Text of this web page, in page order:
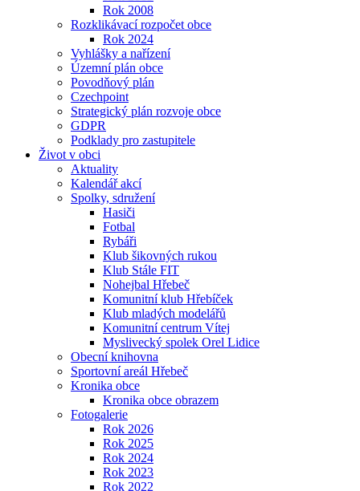
Rok 2008
Rozklikávací rozpočet obce
Rok 2024
Vyhlášky a nařízení
Územní plán obce
Povodňový plán
Czechpoint
Strategický plán rozvoje obce
GDPR
Podklady pro zastupitele
Život v obci
Aktuality
Kalendář akcí
Spolky, sdružení
Hasiči
Fotbal
Rybáři
Klub šikovných rukou
Klub Stále FIT
Nohejbal Hřebeč
Komunitní klub Hřebíček
Klub mladých modelářů
Komunitní centrum Vítej
Myslivecký spolek Orel Lidice
Obecní knihovna
Sportovní areál Hřebeč
Kronika obce
Kronika obce obrazem
Fotogalerie
Rok 2026
Rok 2025
Rok 2024
Rok 2023
Rok 2022